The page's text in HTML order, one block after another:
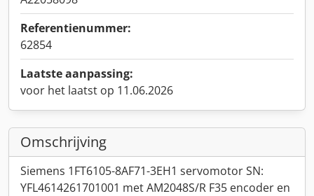
Referentienummer:
62854
Laatste aanpassing:
voor het laatst op 11.06.2026
Omschrijving
Siemens 1FT6105-8AF71-3EH1 servomotor SN:
YFL4614261701001 met AM2048S/R F35 encoder en